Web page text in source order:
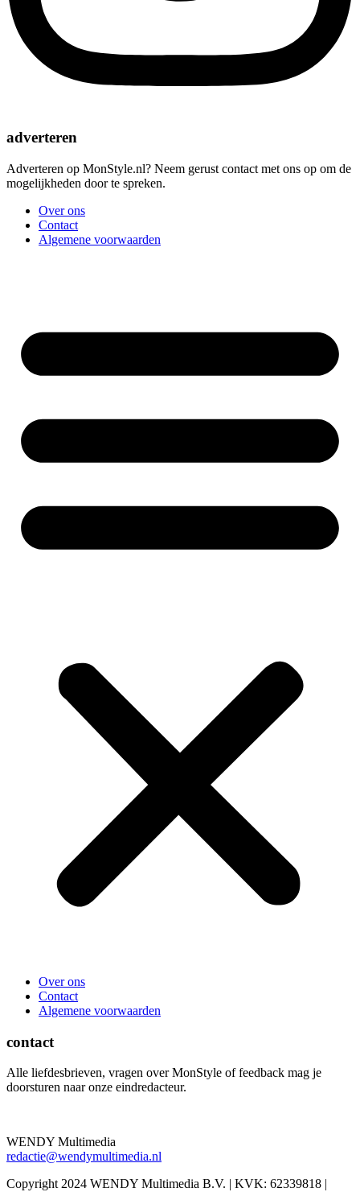
adverteren
Adverteren op MonStyle.nl? Neem gerust contact met ons op om de
mogelijkheden door te spreken.
Over ons
Contact
Algemene voorwaarden
Over ons
Contact
Algemene voorwaarden
contact
Alle liefdesbrieven, vragen over MonStyle of feedback mag je
doorsturen naar onze eindredacteur.
WENDY Multimedia
redactie@wendymultimedia.nl
Copyright 2024 WENDY Multimedia B.V. | KVK: 62339818 |